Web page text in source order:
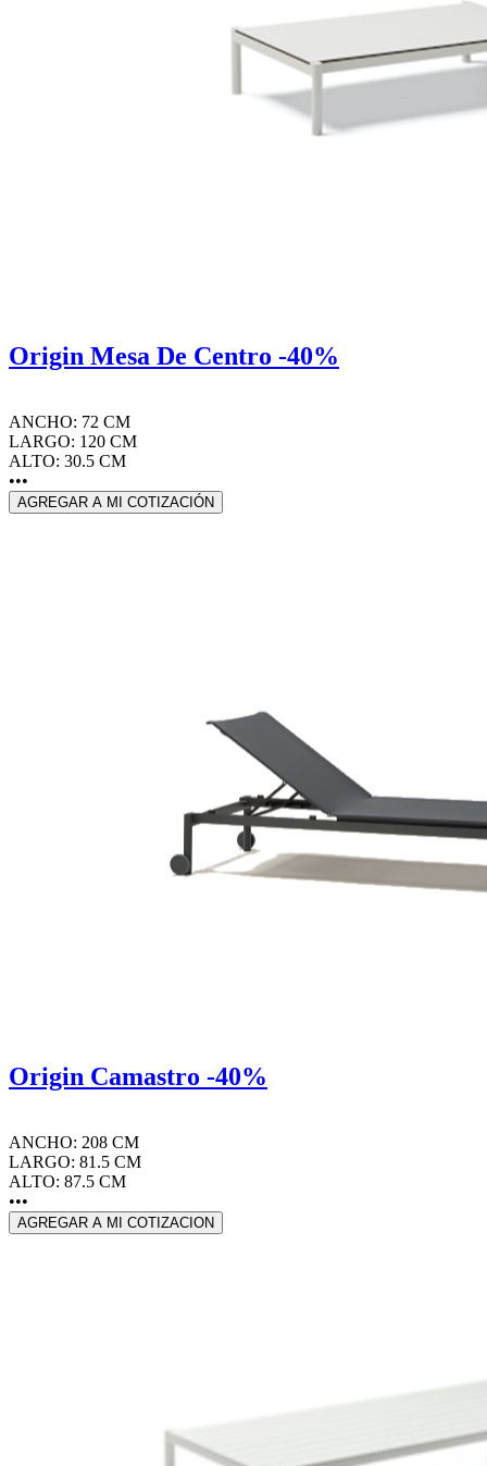
Origin Mesa De Centro -40%
ANCHO: 72 CM
LARGO: 120 CM
ALTO: 30.5 CM
•••
AGREGAR A MI COTIZACIÓN
Origin Camastro -40%
ANCHO: 208 CM
LARGO: 81.5 CM
ALTO: 87.5 CM
•••
AGREGAR A MI COTIZACION